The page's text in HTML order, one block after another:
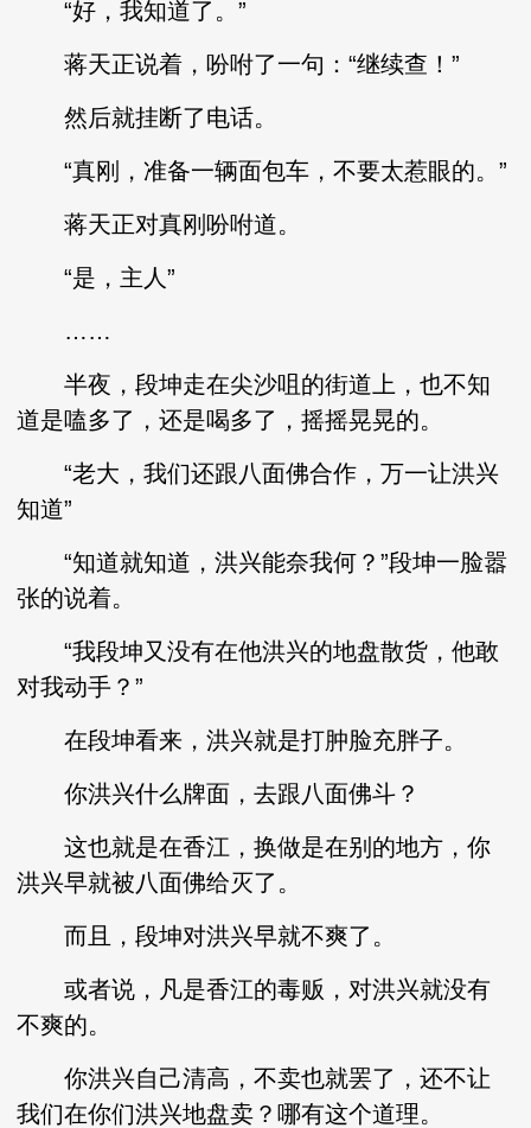
“好，我知道了。”
蒋天正说着，吩咐了一句：“继续查！”
然后就挂断了电话。
“真刚，准备一辆面包车，不要太惹眼的。”
蒋天正对真刚吩咐道。
“是，主人”
……
半夜，段坤走在尖沙咀的街道上，也不知
道是嗑多了，还是喝多了，摇摇晃晃的。
“老大，我们还跟八面佛合作，万一让洪兴
知道”
“知道就知道，洪兴能奈我何？”段坤一脸嚣
张的说着。
“我段坤又没有在他洪兴的地盘散货，他敢
对我动手？”
在段坤看来，洪兴就是打肿脸充胖子。
你洪兴什么牌面，去跟八面佛斗？
这也就是在香江，换做是在别的地方，你
洪兴早就被八面佛给灭了。
而且，段坤对洪兴早就不爽了。
或者说，凡是香江的毒贩，对洪兴就没有
不爽的。
你洪兴自己清高，不卖也就罢了，还不让
我们在你们洪兴地盘卖？哪有这个道理。